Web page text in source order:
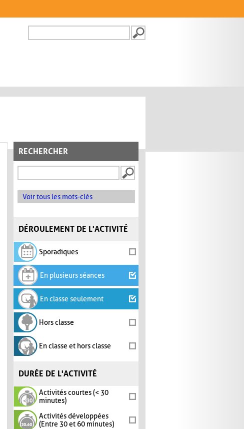
FORMULAIRE DE
RECHERCHER
Voir tous les mots-clés
DÉROULEMENT DE L'ACTIVITÉ
Sporadiques
En plusieurs séances
En classe seulement
Hors classe
En classe et hors classe
DURÉE DE L'ACTIVITÉ
Activités courtes (< 30
minutes)
Activités développées
(Entre 30 et 60 minutes)